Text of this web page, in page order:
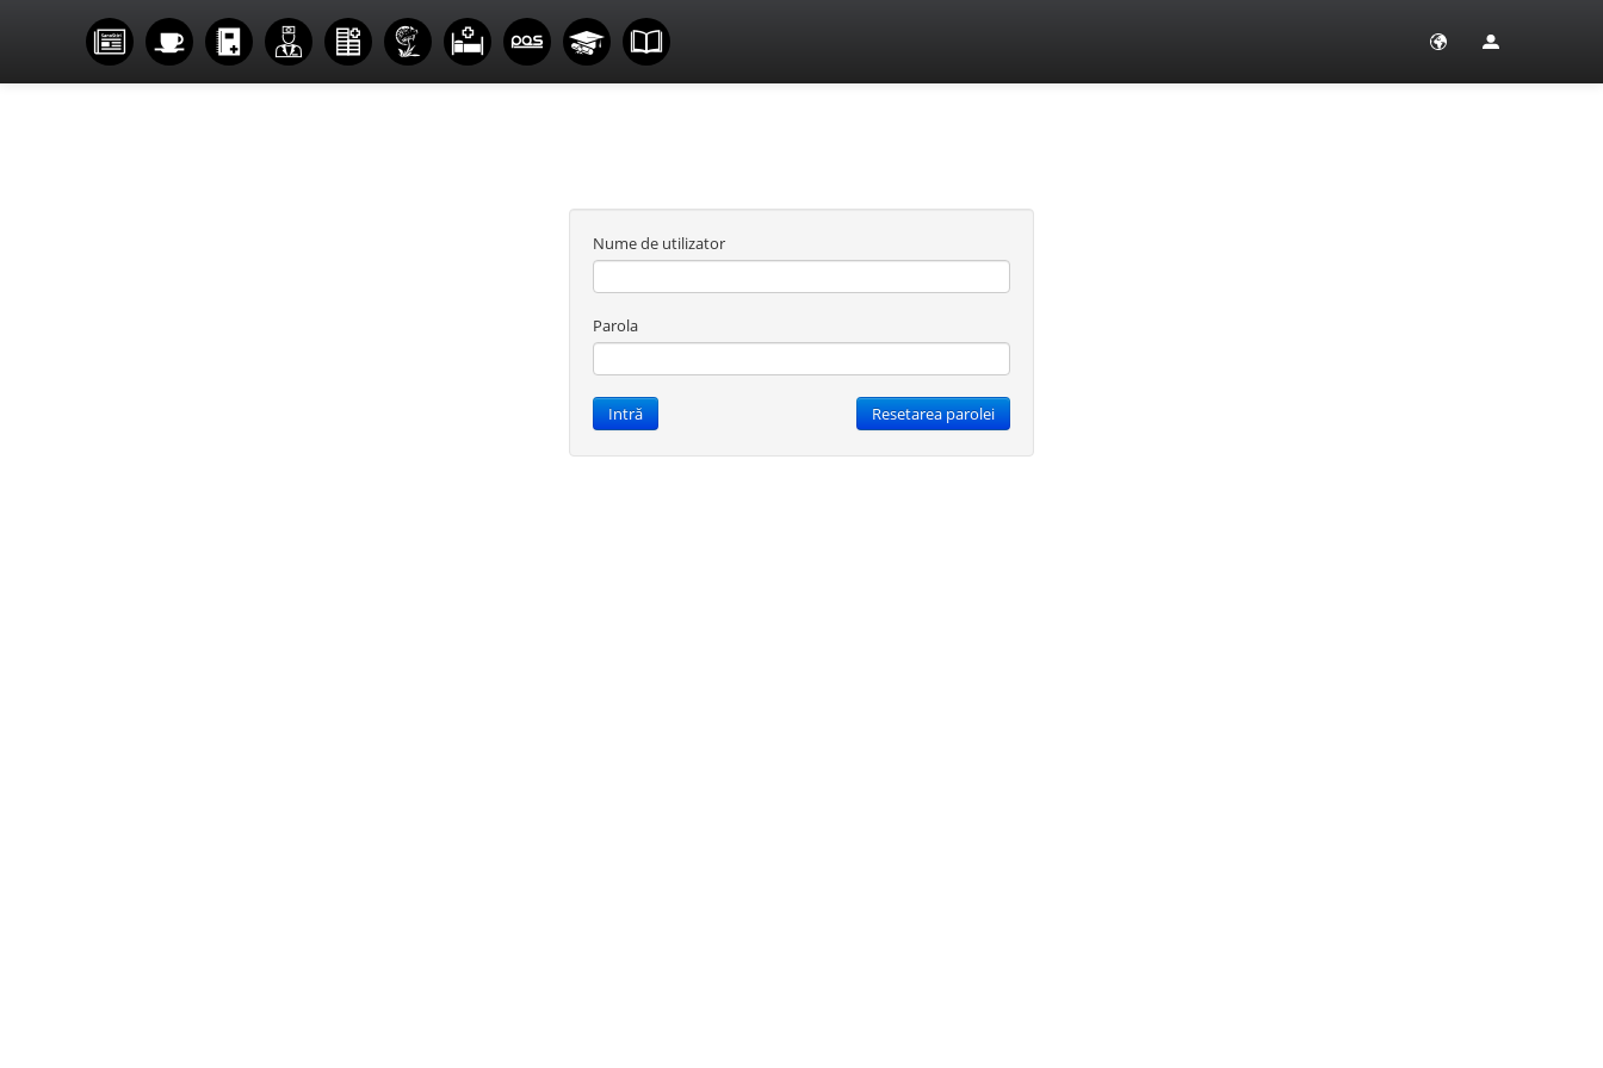
Nume de utilizator
Parola
Intră Resetarea parolei